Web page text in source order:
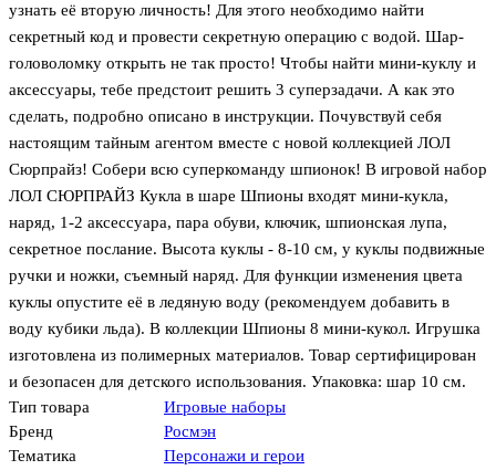
узнать её вторую личность! Для этого необходимо найти
секретный код и провести секретную операцию с водой. Шар-
головоломку открыть не так просто! Чтобы найти мини-куклу и
аксессуары, тебе предстоит решить 3 суперзадачи. А как это
сделать, подробно описано в инструкции. Почувствуй себя
настоящим тайным агентом вместе с новой коллекцией ЛОЛ
Сюрпрайз! Собери всю суперкоманду шпионок! В игровой набор
ЛОЛ CЮРПРАЙЗ Кукла в шаре Шпионы входят мини-кукла,
наряд, 1-2 аксессуара, пара обуви, ключик, шпионская лупа,
секретное послание. Высота куклы - 8-10 см, у куклы подвижные
ручки и ножки, съемный наряд. Для функции изменения цвета
куклы опустите её в ледяную воду (рекомендуем добавить в
воду кубики льда). В коллекции Шпионы 8 мини-кукол. Игрушка
изготовлена из полимерных материалов. Товар сертифицирован
и безопасен для детского использования. Упаковка: шар 10 см.
Тип товара
Игровые наборы
Бренд
Росмэн
Тематика
Персонажи и герои